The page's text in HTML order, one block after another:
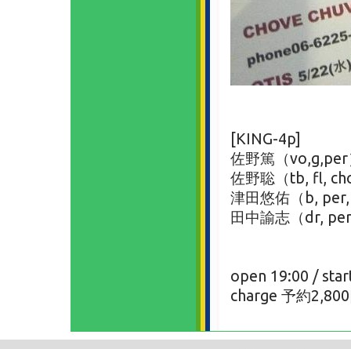
[KING-4p]
佐野篤（vo,g,per
佐野聡（tb, fl,
津田悠佑（b,
田中諭志（dr,
open 19:00 /
charge 予約